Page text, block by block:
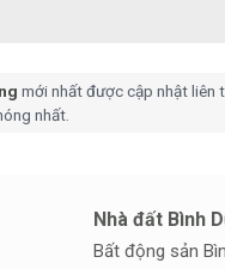
mới nhất được cập nhật liên
nhất.
Nhà đất Bình
Bất động sản